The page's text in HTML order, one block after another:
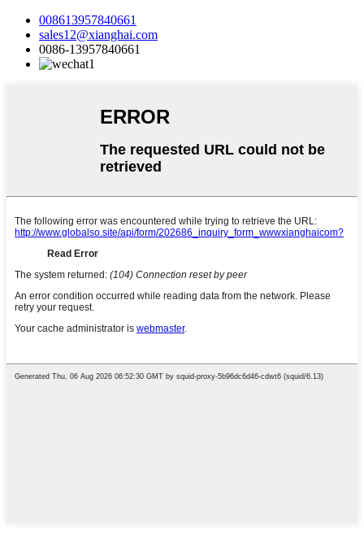
008613957840661
sales12@xianghai.com
0086-13957840661